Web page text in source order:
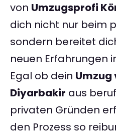
von Umzugsprofi
dich nicht nur beim
sondern bereitet
neuen Erfahrungen
Egal ob dein Umzug
Diyarbakir aus
privaten Gründen
den Prozess so